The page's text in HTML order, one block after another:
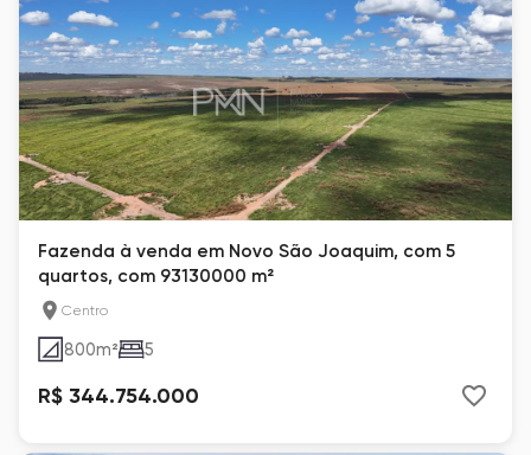
Fazenda à venda em Novo São Joaquim, com 5
quartos, com 93130000 m²
Centro
800m² 5
R$ 344.754.000